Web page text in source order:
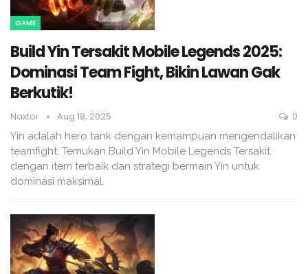
GAME
Build Yin Tersakit Mobile Legends 2025:
Dominasi Team Fight, Bikin Lawan Gak
Berkutik!
Naxtor Aug 18, 2025 0
Yin adalah hero tank dengan kemampuan mengendalikan
teamfight. Temukan Build Yin Mobile Legends Tersakit
dengan item terbaik dan strategi bermain Yin untuk
dominasi maksimal.